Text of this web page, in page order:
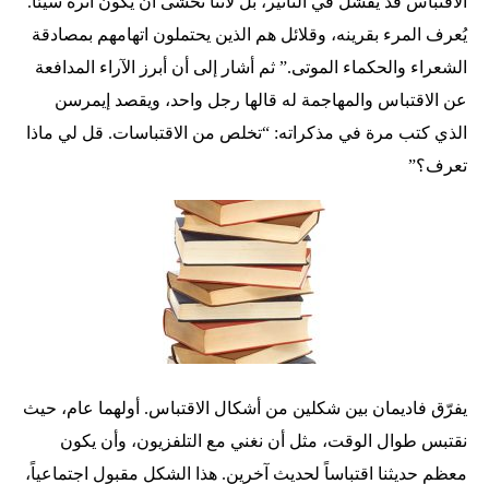
يُعرف المرء بقرينه، وقلائل هم الذين يحتملون اتهامهم بمصادقة
الشعراء والحكماء الموتى.” ثم أشار إلى أن أبرز الآراء المدافعة
عن الاقتباس والمهاجمة له قالها رجل واحد، ويقصد إيمرسن
الذي كتب مرة في مذكراته: “تخلص من الاقتباسات. قل لي ماذا
تعرف؟”
يفرّق فاديمان بين شكلين من أشكال الاقتباس. أولهما عام، حيث
نقتبس طوال الوقت، مثل أن نغني مع التلفزيون، وأن يكون
معظم حديثنا اقتباساً لحديث آخرين. هذا الشكل مقبول اجتماعياً،